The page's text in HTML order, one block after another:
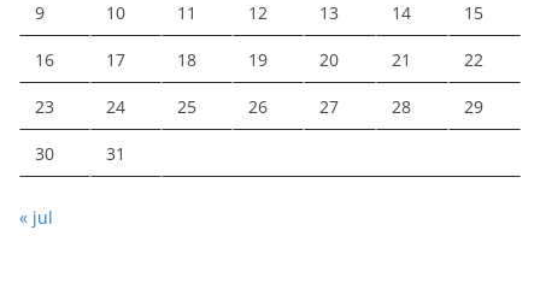
9 10 11 12 13 14 15
16 17 18 19 20 21 22
23 24 25 26 27 28 29
30 31
« jul